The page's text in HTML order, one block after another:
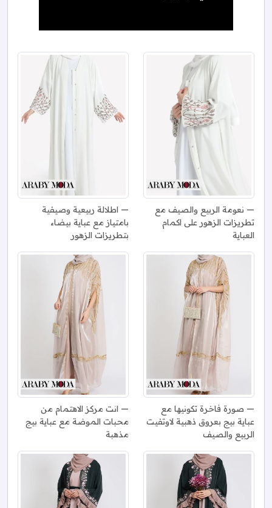
نعومة الربيع والصيف مع
تطريزات الزهور على اكمام
العباية
اطلالة ربيعية وصيفية
بامتياز مع عباية بيضاء
بتطريزات الزهور
صورة فاخرة تكونيها مع
عباية بيج بعروق ذهبية لاوتفيت
الربيع والصيف
انت مركز الاهتمام من
محبات الموضة مع عباية بيج
مذهبة